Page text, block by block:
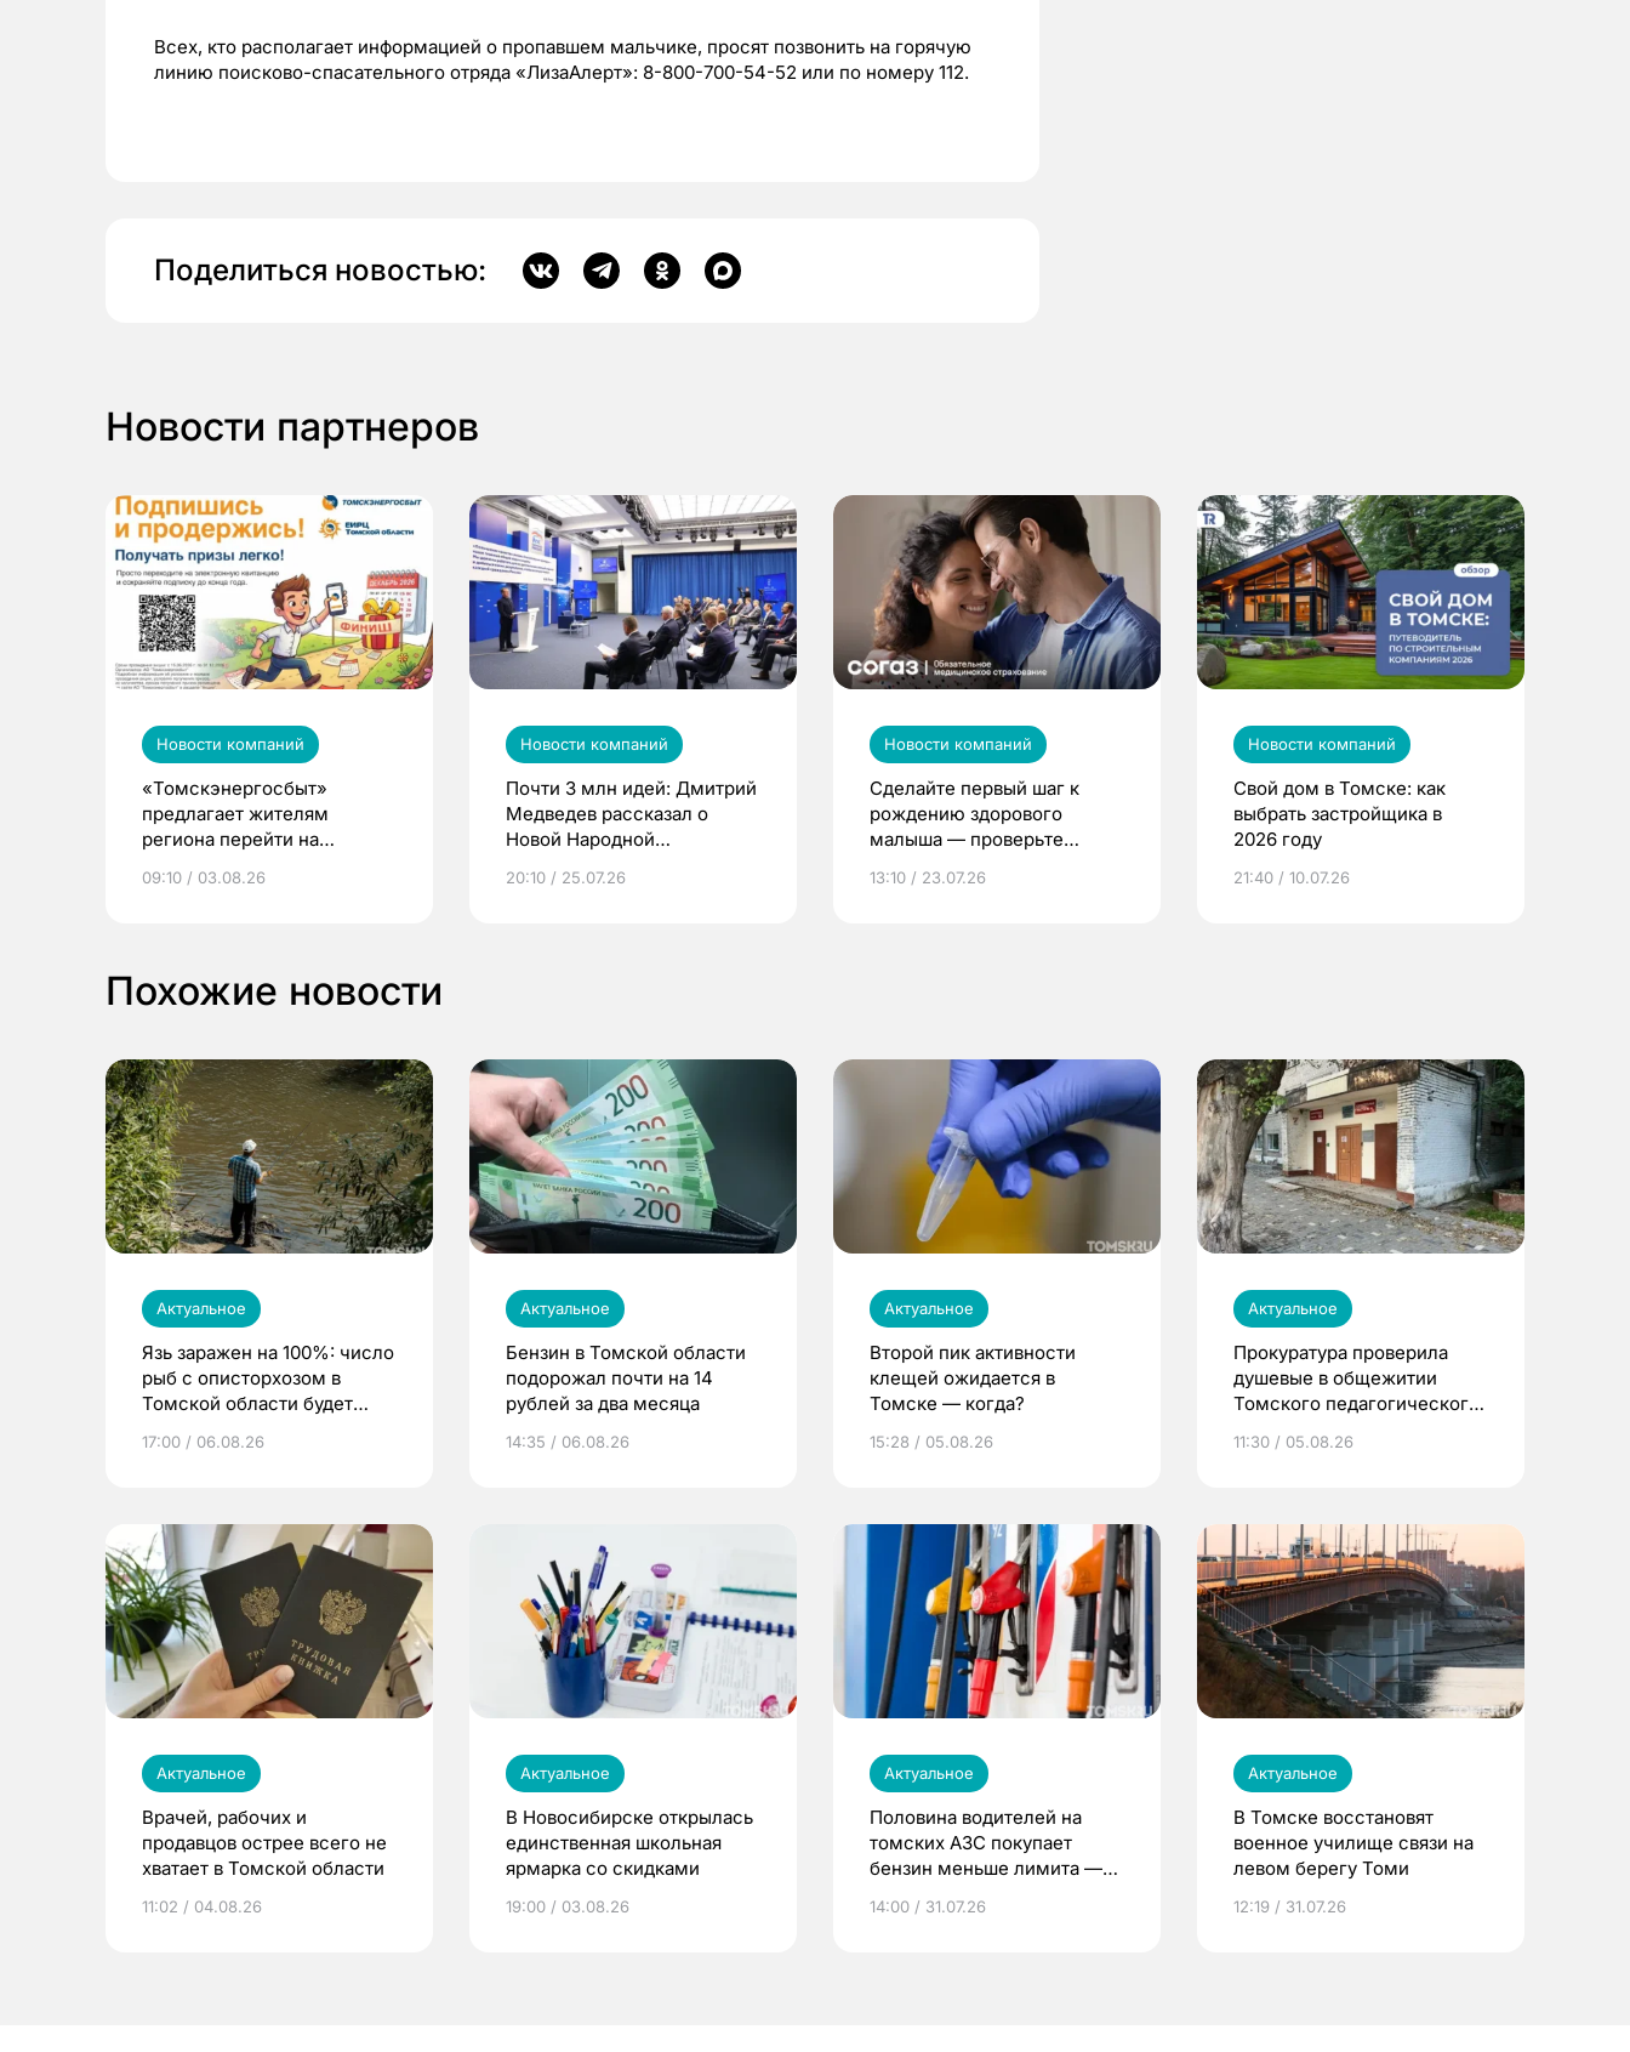
Всех, кто располагает информацией о пропавшем мальчике, просят позвонить на горячую
линию поисково-спасательного отряда «ЛизаАлерт»: 8-800-700-54-52 или по номеру 112.
Поделиться новостью:
Новости партнеров
Новости компаний
«Томскэнергосбыт»
предлагает жителям
региона перейти на
выиграть призы
09:10 / 03.08.26
Новости компаний
Почти 3 млн идей: Дмитрий
Медведев рассказал о
Новой Народной
20:10 / 25.07.26
Новости компаний
Сделайте первый шаг к
рождению здорового
малыша — проверьте
по ОМС!
13:10 / 23.07.26
Новости компаний
Свой дом в Томске: как
выбрать застройщика в
2026 году
21:40 / 10.07.26
Похожие новости
Актуальное
Язь заражен на 100%: число
рыб с описторхозом в
Томской области будет
17:00 / 06.08.26
Актуальное
Бензин в Томской области
подорожал почти на 14
рублей за два месяца
14:35 / 06.08.26
Актуальное
Второй пик активности
клещей ожидается в
Томске — когда?
15:28 / 05.08.26
Актуальное
Прокуратура проверила
душевые в общежитии
Томского педагогического
11:30 / 05.08.26
Актуальное
Врачей, рабочих и
продавцов острее всего не
хватает в Томской области
11:02 / 04.08.26
Актуальное
В Новосибирске открылась
единственная школьная
ярмарка со скидками
19:00 / 03.08.26
Актуальное
Половина водителей на
томских АЗС покупает
бензин меньше лимита —
14:00 / 31.07.26
Актуальное
В Томске восстановят
военное училище связи на
левом берегу Томи
12:19 / 31.07.26